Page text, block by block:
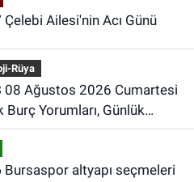
Çelebi Ailesi'nin Acı Günü
Rüya
Burç Yorumları, Günlük
Rehberi
Bursaspor altyapı seçmeleri